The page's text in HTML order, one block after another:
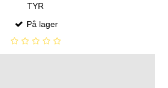
TYR
På lager